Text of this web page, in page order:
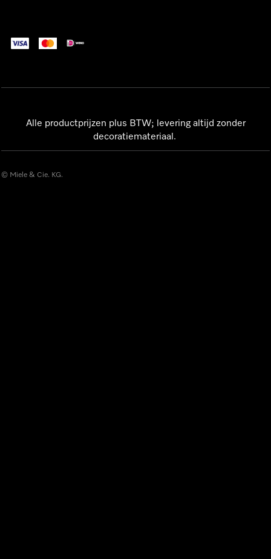
Alle productprijzen plus BTW; levering altijd zonder
decoratiemateriaal.
© Miele & Cie. KG.